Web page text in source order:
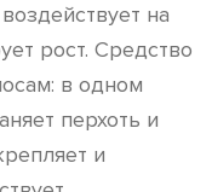
на
рост. Средство
в одном
перхоть и
и